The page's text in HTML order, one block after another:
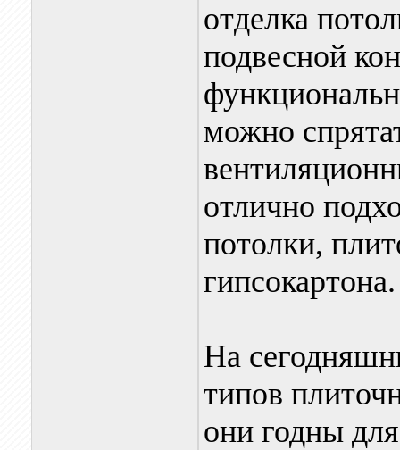
отделка
подвесной
можно
отлично
потолки,
гипсокартона.
На
типов
они годны